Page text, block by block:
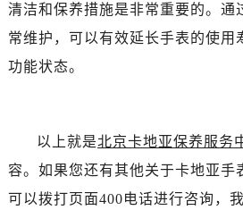
清洁和保养措施是非常重要的。通
常维护，可以有效延长手表的使用
功能状态。
以上就是北京卡地亚保养服务
容。如果您还有其他关于卡地亚手
可以拨打页面400电话进行咨询，